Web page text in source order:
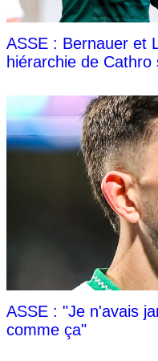
ASSE : Bernauer et
hiérarchie de Cathro
ASSE : "Je n'avais
comme ça"